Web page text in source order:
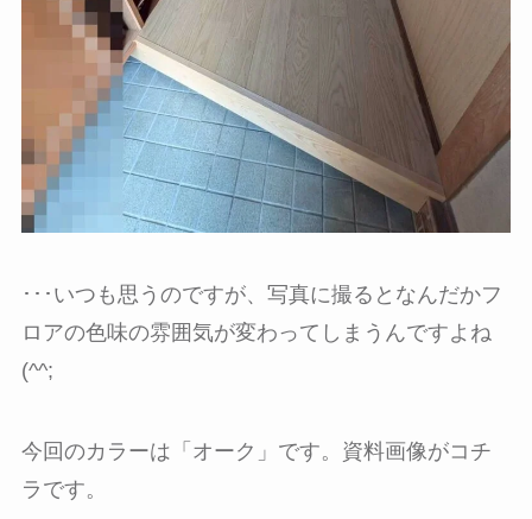
･･･いつも思うのですが、写真に撮るとなんだかフ
ロアの色味の雰囲気が変わってしまうんですよね
(^^;
今回のカラーは「オーク」です。資料画像がコチ
ラです。